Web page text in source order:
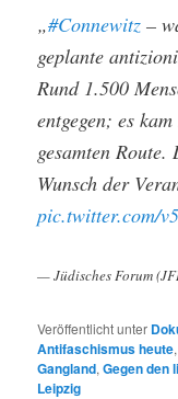
„#Connewitz –
geplante
Rund 1.500
entgegen; es
gesamten
Wunsch der
pic.twitter.com/
— Jüdisches Forum
Veröffentlicht unter
Antifaschismus heute
Gangland,Gegen den
Leipzig